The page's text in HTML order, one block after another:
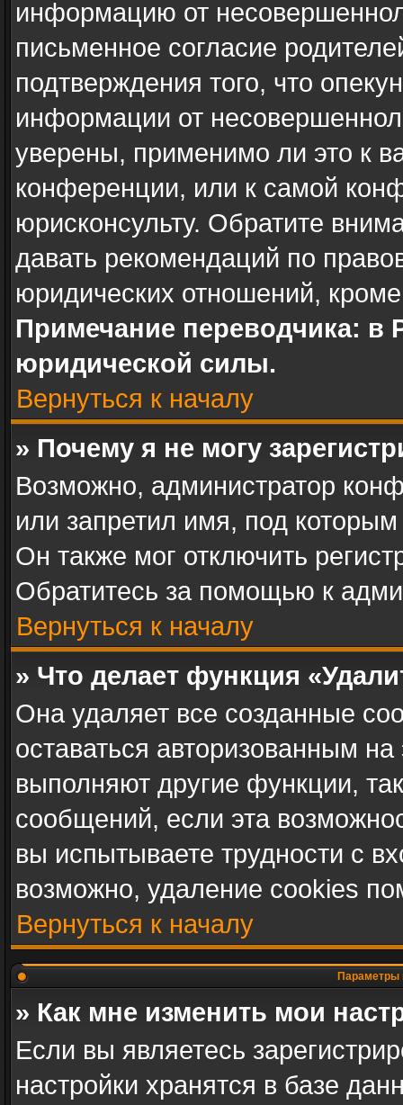
информацию от
письменное согласие
подтверждения того, что
информации от
уверены, применимо ли это к
конференции, или к самой
юрисконсульту. Обратите
давать рекомендаций по
юридических отношений,
Примечание переводчика: в
юридической силы.
Вернуться к началу
» Почему я не могу
Возможно, администратор
или запретил имя, под
Он также мог отключить
Обратитесь за помощью к
Вернуться к началу
» Что делает функция
Она удаляет все созданные
оставаться авторизованным
выполняют другие функции,
сообщений, если эта
вы испытываете трудности с
возможно, удаление cookies
Вернуться к началу
Параметры
» Как мне изменить мои
Если вы являетесь
настройки хранятся в базе